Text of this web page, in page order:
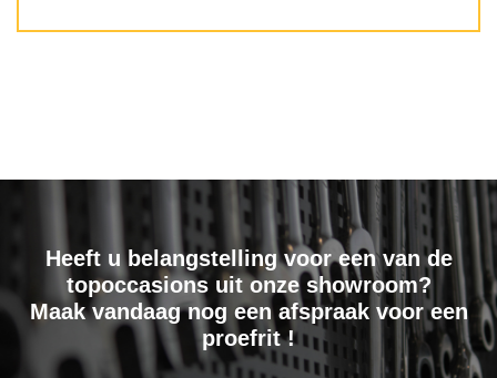
Heeft u belangstelling voor een van de
topoccasions uit onze showroom?
Maak vandaag nog een afspraak voor een
proefrit !